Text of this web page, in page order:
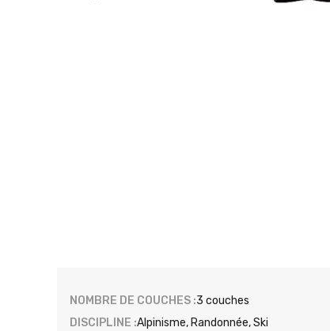
NOMBRE DE COUCHES :3 couches
DISCIPLINE :Alpinisme, Randonnée, Ski